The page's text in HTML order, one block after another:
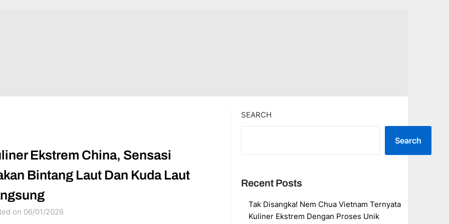
Ekstrem China, Sensasi
Bintang Laut Dan Kuda Laut
on 06/01/2026
SEARCH
Search
Recent Posts
Tak Disangka! Nem Chua Vietnam Ternyata
Kuliner Ekstrem Dengan Proses Unik